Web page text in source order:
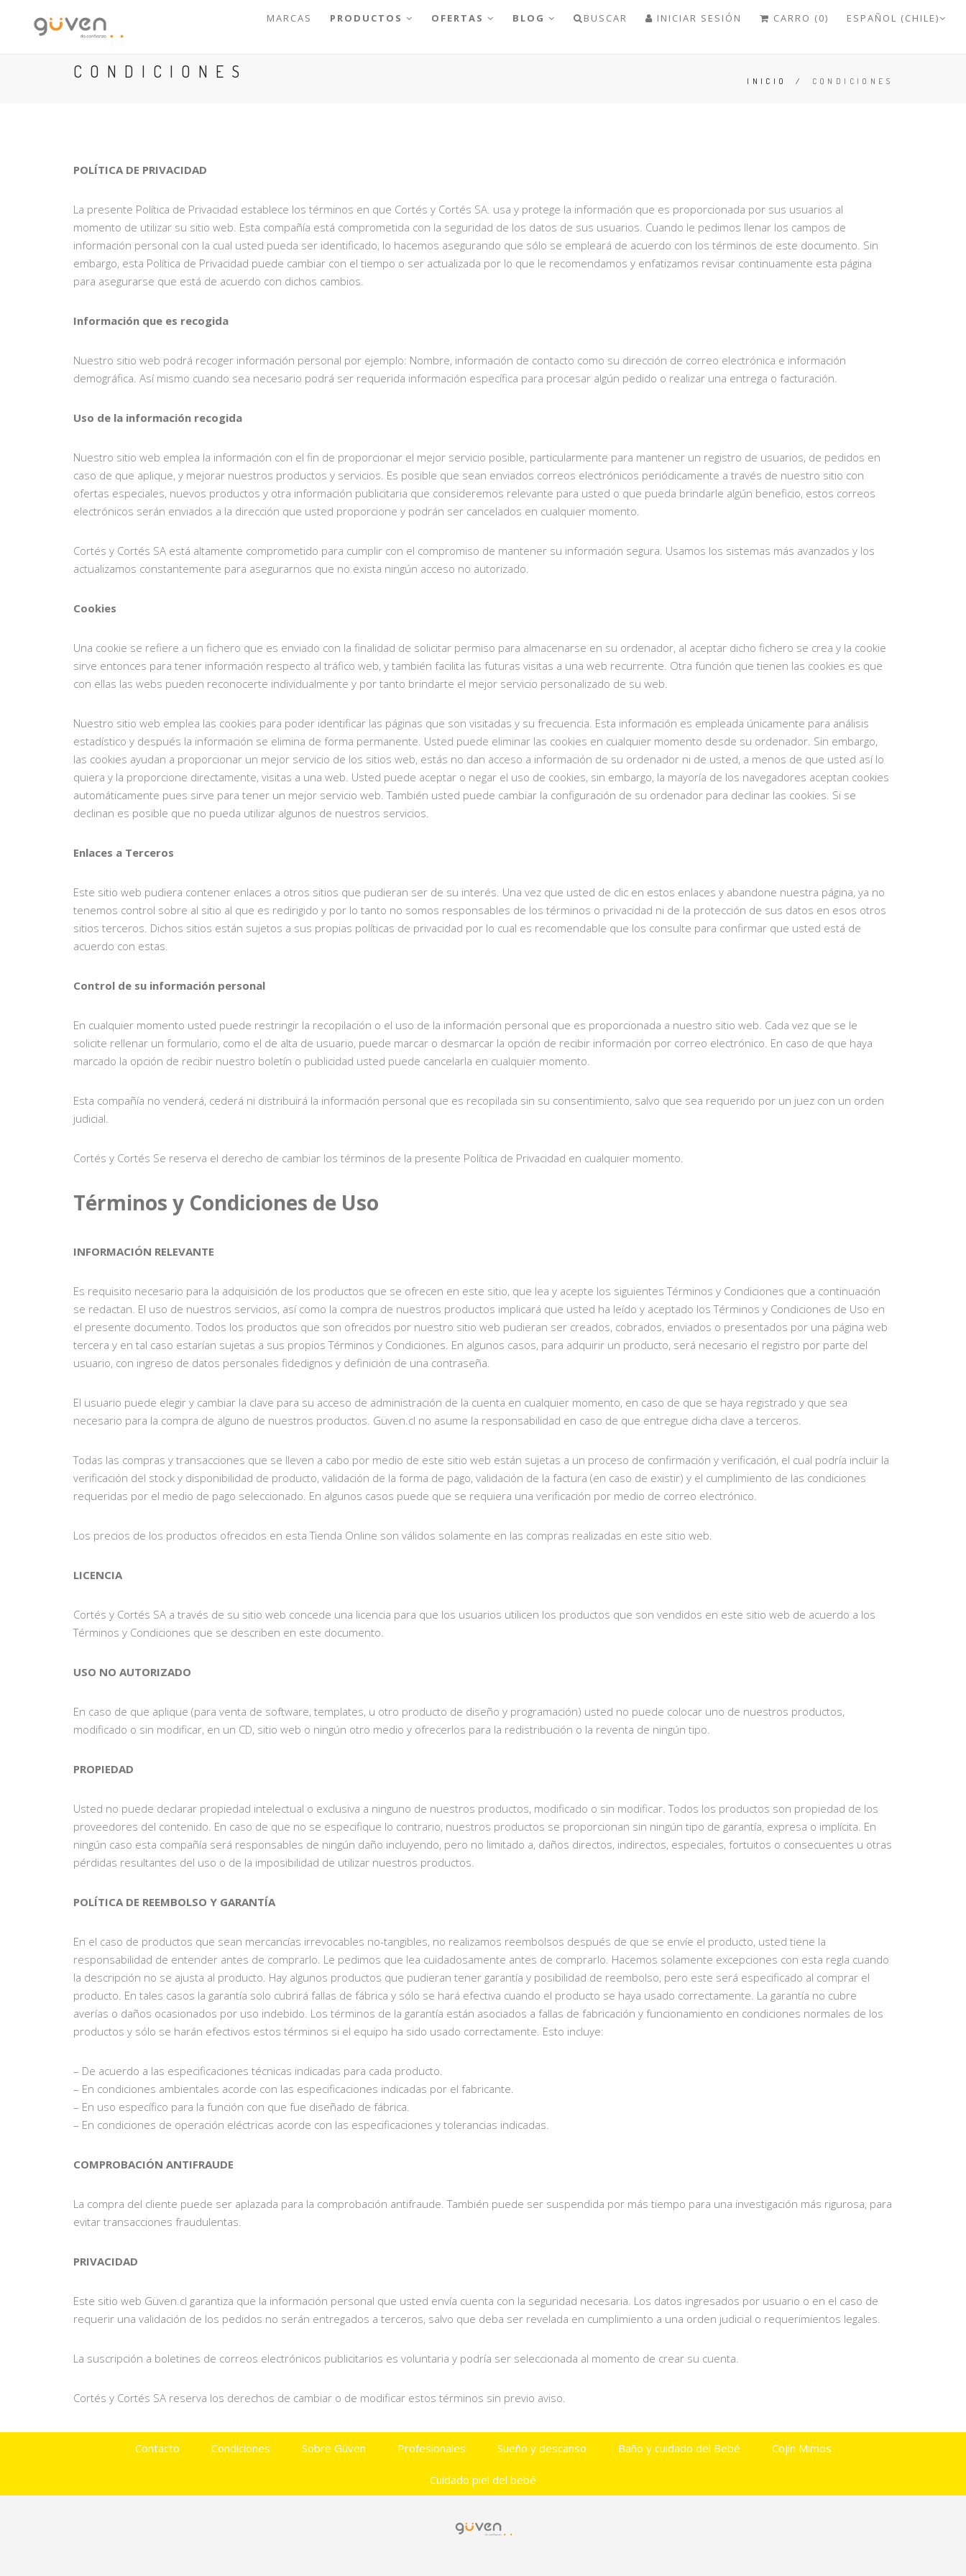
MARCAS PRODUCTOS OFERTAS BLOG BUSCAR INICIAR SESIÓN CARRO (0) ESPAÑOL (CHILE)
CONDICIONES INICIO / CONDICIONES
POLÍTICA DE PRIVACIDAD
La presente Política de Privacidad establece los términos en que Cortés y Cortés SA. usa y protege la información que es proporcionada por sus usuarios al
momento de utilizar su sitio web. Esta compañía está comprometida con la seguridad de los datos de sus usuarios. Cuando le pedimos llenar los campos de
información personal con la cual usted pueda ser identificado, lo hacemos asegurando que sólo se empleará de acuerdo con los términos de este documento. Sin
embargo, esta Política de Privacidad puede cambiar con el tiempo o ser actualizada por lo que le recomendamos y enfatizamos revisar continuamente esta página
para asegurarse que está de acuerdo con dichos cambios.
Información que es recogida
Nuestro sitio web podrá recoger información personal por ejemplo: Nombre, información de contacto como su dirección de correo electrónica e información
demográfica. Así mismo cuando sea necesario podrá ser requerida información específica para procesar algún pedido o realizar una entrega o facturación.
Uso de la información recogida
Nuestro sitio web emplea la información con el fin de proporcionar el mejor servicio posible, particularmente para mantener un registro de usuarios, de pedidos en
caso de que aplique, y mejorar nuestros productos y servicios. Es posible que sean enviados correos electrónicos periódicamente a través de nuestro sitio con
ofertas especiales, nuevos productos y otra información publicitaria que consideremos relevante para usted o que pueda brindarle algún beneficio, estos correos
electrónicos serán enviados a la dirección que usted proporcione y podrán ser cancelados en cualquier momento.
Cortés y Cortés SA está altamente comprometido para cumplir con el compromiso de mantener su información segura. Usamos los sistemas más avanzados y los
actualizamos constantemente para asegurarnos que no exista ningún acceso no autorizado.
Cookies
Una cookie se refiere a un fichero que es enviado con la finalidad de solicitar permiso para almacenarse en su ordenador, al aceptar dicho fichero se crea y la cookie
sirve entonces para tener información respecto al tráfico web, y también facilita las futuras visitas a una web recurrente. Otra función que tienen las cookies es que
con ellas las webs pueden reconocerte individualmente y por tanto brindarte el mejor servicio personalizado de su web.
Nuestro sitio web emplea las cookies para poder identificar las páginas que son visitadas y su frecuencia. Esta información es empleada únicamente para análisis
estadístico y después la información se elimina de forma permanente. Usted puede eliminar las cookies en cualquier momento desde su ordenador. Sin embargo,
las cookies ayudan a proporcionar un mejor servicio de los sitios web, estás no dan acceso a información de su ordenador ni de usted, a menos de que usted así lo
quiera y la proporcione directamente, visitas a una web. Usted puede aceptar o negar el uso de cookies, sin embargo, la mayoría de los navegadores aceptan cookies
automáticamente pues sirve para tener un mejor servicio web. También usted puede cambiar la configuración de su ordenador para declinar las cookies. Si se
declinan es posible que no pueda utilizar algunos de nuestros servicios.
Enlaces a Terceros
Este sitio web pudiera contener enlaces a otros sitios que pudieran ser de su interés. Una vez que usted de clic en estos enlaces y abandone nuestra página, ya no
tenemos control sobre al sitio al que es redirigido y por lo tanto no somos responsables de los términos o privacidad ni de la protección de sus datos en esos otros
sitios terceros. Dichos sitios están sujetos a sus propias políticas de privacidad por lo cual es recomendable que los consulte para confirmar que usted está de
acuerdo con estas.
Control de su información personal
En cualquier momento usted puede restringir la recopilación o el uso de la información personal que es proporcionada a nuestro sitio web. Cada vez que se le
solicite rellenar un formulario, como el de alta de usuario, puede marcar o desmarcar la opción de recibir información por correo electrónico. En caso de que haya
marcado la opción de recibir nuestro boletín o publicidad usted puede cancelarla en cualquier momento.
Esta compañía no venderá, cederá ni distribuirá la información personal que es recopilada sin su consentimiento, salvo que sea requerido por un juez con un orden
judicial.
Cortés y Cortés Se reserva el derecho de cambiar los términos de la presente Política de Privacidad en cualquier momento.
Términos y Condiciones de Uso
INFORMACIÓN RELEVANTE
Es requisito necesario para la adquisición de los productos que se ofrecen en este sitio, que lea y acepte los siguientes Términos y Condiciones que a continuación
se redactan. El uso de nuestros servicios, así como la compra de nuestros productos implicará que usted ha leído y aceptado los Términos y Condiciones de Uso en
el presente documento. Todos los productos que son ofrecidos por nuestro sitio web pudieran ser creados, cobrados, enviados o presentados por una página web
tercera y en tal caso estarían sujetas a sus propios Términos y Condiciones. En algunos casos, para adquirir un producto, será necesario el registro por parte del
usuario, con ingreso de datos personales fidedignos y definición de una contraseña.
El usuario puede elegir y cambiar la clave para su acceso de administración de la cuenta en cualquier momento, en caso de que se haya registrado y que sea
necesario para la compra de alguno de nuestros productos. Güven.cl no asume la responsabilidad en caso de que entregue dicha clave a terceros.
Todas las compras y transacciones que se lleven a cabo por medio de este sitio web están sujetas a un proceso de confirmación y verificación, el cual podría incluir la
verificación del stock y disponibilidad de producto, validación de la forma de pago, validación de la factura (en caso de existir) y el cumplimiento de las condiciones
requeridas por el medio de pago seleccionado. En algunos casos puede que se requiera una verificación por medio de correo electrónico.
Los precios de los productos ofrecidos en esta Tienda Online son válidos solamente en las compras realizadas en este sitio web.
LICENCIA
Cortés y Cortés SA a través de su sitio web concede una licencia para que los usuarios utilicen los productos que son vendidos en este sitio web de acuerdo a los
Términos y Condiciones que se describen en este documento.
USO NO AUTORIZADO
En caso de que aplique (para venta de software, templates, u otro producto de diseño y programación) usted no puede colocar uno de nuestros productos,
modificado o sin modificar, en un CD, sitio web o ningún otro medio y ofrecerlos para la redistribución o la reventa de ningún tipo.
PROPIEDAD
Usted no puede declarar propiedad intelectual o exclusiva a ninguno de nuestros productos, modificado o sin modificar. Todos los productos son propiedad de los
proveedores del contenido. En caso de que no se especifique lo contrario, nuestros productos se proporcionan sin ningún tipo de garantía, expresa o implícita. En
ningún caso esta compañía será responsables de ningún daño incluyendo, pero no limitado a, daños directos, indirectos, especiales, fortuitos o consecuentes u otras
pérdidas resultantes del uso o de la imposibilidad de utilizar nuestros productos.
POLÍTICA DE REEMBOLSO Y GARANTÍA
En el caso de productos que sean mercancías irrevocables no-tangibles, no realizamos reembolsos después de que se envíe el producto, usted tiene la
responsabilidad de entender antes de comprarlo. Le pedimos que lea cuidadosamente antes de comprarlo. Hacemos solamente excepciones con esta regla cuando
la descripción no se ajusta al producto. Hay algunos productos que pudieran tener garantía y posibilidad de reembolso, pero este será especificado al comprar el
producto. En tales casos la garantía solo cubrirá fallas de fábrica y sólo se hará efectiva cuando el producto se haya usado correctamente. La garantía no cubre
averías o daños ocasionados por uso indebido. Los términos de la garantía están asociados a fallas de fabricación y funcionamiento en condiciones normales de los
productos y sólo se harán efectivos estos términos si el equipo ha sido usado correctamente. Esto incluye:
– De acuerdo a las especificaciones técnicas indicadas para cada producto.
– En condiciones ambientales acorde con las especificaciones indicadas por el fabricante.
– En uso específico para la función con que fue diseñado de fábrica.
– En condiciones de operación eléctricas acorde con las especificaciones y tolerancias indicadas.
COMPROBACIÓN ANTIFRAUDE
La compra del cliente puede ser aplazada para la comprobación antifraude. También puede ser suspendida por más tiempo para una investigación más rigurosa, para
evitar transacciones fraudulentas.
PRIVACIDAD
Este sitio web Güven.cl garantiza que la información personal que usted envía cuenta con la seguridad necesaria. Los datos ingresados por usuario o en el caso de
requerir una validación de los pedidos no serán entregados a terceros, salvo que deba ser revelada en cumplimiento a una orden judicial o requerimientos legales.
La suscripción a boletines de correos electrónicos publicitarios es voluntaria y podría ser seleccionada al momento de crear su cuenta.
Cortés y Cortés SA reserva los derechos de cambiar o de modificar estos términos sin previo aviso.
Contacto Condiciones Sobre Güven Profesionales Sueño y descanso Baño y cuidado del Bebé Cojín Mimos
Cuidado piel del bebé